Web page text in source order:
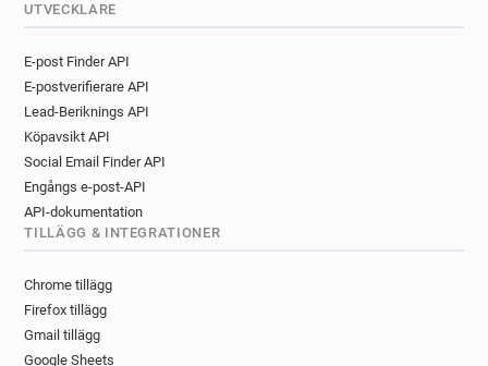
UTVECKLARE
E-post Finder API
E-postverifierare API
Lead-Beriknings API
Köpavsikt API
Social Email Finder API
Engångs e-post-API
API-dokumentation
TILLÄGG & INTEGRATIONER
Chrome tillägg
Firefox tillägg
Gmail tillägg
Google Sheets